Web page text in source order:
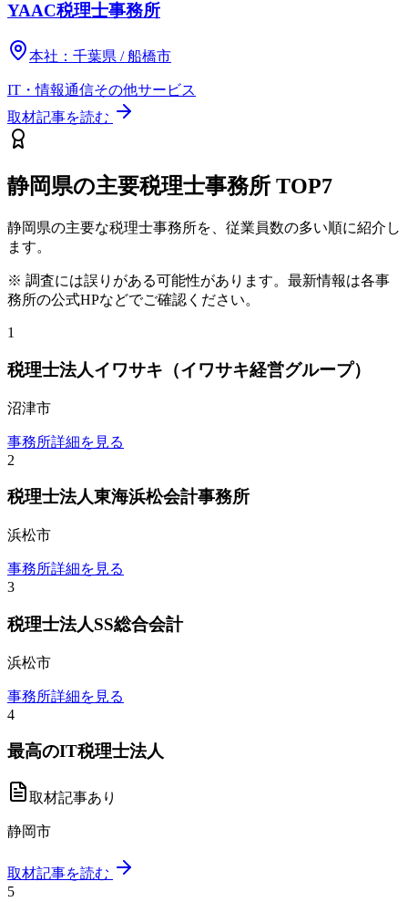
YAAC税理士事務所
本社： 千葉県 / 船橋市
IT・情報通信その他サービス
取材記事を読む
静岡県の主要税理士事務所 TOP7
静岡県の主要な税理士事務所を、従業員数の多い順に紹介し
ます。
※ 調査には誤りがある可能性があります。最新情報は各事
務所の公式HPなどでご確認ください。
1
税理士法人イワサキ（イワサキ経営グループ）
沼津市
事務所詳細を見る
2
税理士法人東海浜松会計事務所
浜松市
事務所詳細を見る
3
税理士法人SS総合会計
浜松市
事務所詳細を見る
4
最高のIT税理士法人
取材記事あり
静岡市
取材記事を読む
5